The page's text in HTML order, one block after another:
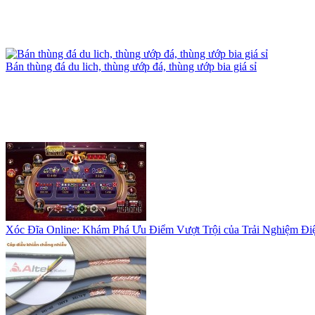
Dây cáp điều khiển Altek Kabel có lưới chống nhiễu
Mua bán EDTA Na2Cu, chelate đồng nguyên liệu Trung Quốc